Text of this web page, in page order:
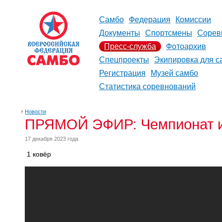
Самбо Федерация
Комиссии
Документы
Спортсмены
Пресс-служба
Фотоархив
Спецпроекты
Экипировка для
Регистрация
Музей самбо
Статистика соревнований
↑ Новости
ПРЯМОЙ ЭФИР: Чемпионат
17 декабря 2023 года
1 ковёр